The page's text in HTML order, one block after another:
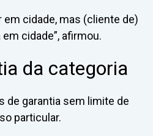
em cidade, mas (cliente de)
cidade”, afirmou.
da categoria
de garantia sem limite de
particular.